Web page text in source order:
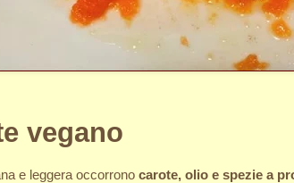
vegano
e leggera occorrono carote, olio e spezie a